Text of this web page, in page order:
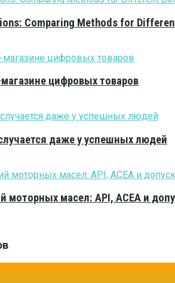
Comparing Methods for
цифровых товаров
даже у успешных людей
моторных масел: API, ACEA и